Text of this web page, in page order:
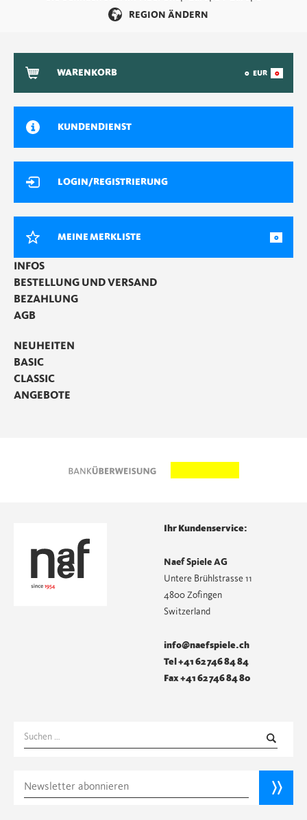
REGION ÄNDERN
WARENKORB 0 EUR 0
KUNDENDIENST
LOGIN/REGISTRIERUNG
MEINE MERKLISTE 0
INFOS
BESTELLUNG UND VERSAND
BEZAHLUNG
AGB
NEUHEITEN
BASIC
CLASSIC
ANGEBOTE
Ihr Kundenservice:
Naef Spiele AG
Untere Brühlstrasse 11
4800 Zofingen
Switzerland
info@naefspiele.ch
Tel +41 62 746 84 84
Fax +41 62 746 84 80
Suchen
nach: